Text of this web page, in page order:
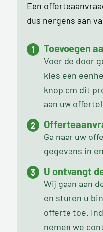
Een
dus nergens aan
Toevoegen
Voer de door
kies een
knop om dit
aan uw
Ga naar uw
gegevens in
U ontvangt
Wij gaan aan
en sturen u
offerte toe.
nemen we